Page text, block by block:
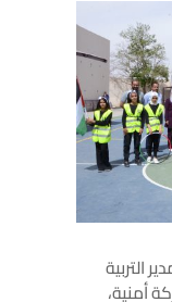
التربية
أمنية،